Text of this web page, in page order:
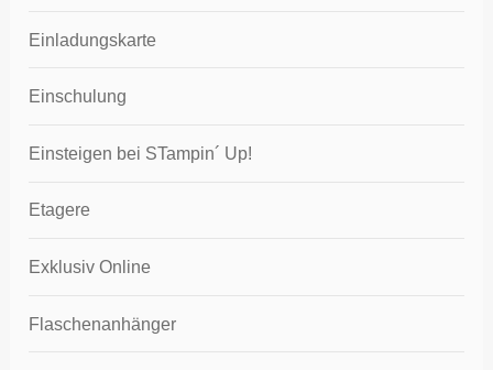
Einladungskarte
Einschulung
Einsteigen bei STampin´ Up!
Etagere
Exklusiv Online
Flaschenanhänger